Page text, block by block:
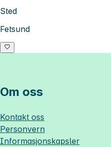
Sted
Fetsund
Om oss
Kontakt oss
Personvern
Informasjonskapsler